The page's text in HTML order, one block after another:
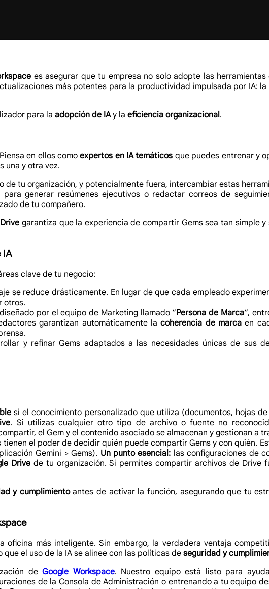
es asegurar que tu empresa no solo adopte las
más potentes para la productividad impulsada por IA:
para la adopción de IAy la eficiencia organizacional .
en ellos comoexpertos en IA temáticos que puedes entrenar y
una y otra vez.
de tu organización, y potencialmente fuera, intercambiar estas
generar resúmenes ejecutivos o redactar correos de
de tu compañero.
garantiza que la experiencia de compartir Gems sea tan simple
IA
clave de tu negocio:
se reduce drásticamente. En lugar de que cada empleado
otros.
por el equipo de Marketing llamado “Persona de Marca“,
garantizan automáticamente lacoherencia de marca en
y refinar Gems adaptados a las necesidades únicas de sus
si el conocimiento personalizado que utiliza (documentos, hojas
. Si utilizas cualquier otro tipo de archivo o fuente no
el Gem y el contenido asociado se almacenan y gestionan a
el poder de decidir quién puede compartir Gems y con quién.
Gemini > Gems). Un punto esencial: las configuraciones de
Drivede tu organización. Si permites compartir archivos de Drive
y cumplimientoantes de activar la función, asegurando que tu
oficina más inteligente. Sin embargo, la verdadera ventaja
el uso de la IA se alinee con las políticas de seguridad y
deGoogle Workspace. Nuestro equipo está listo para
de la Consola de Administración o entrenando a tu equipo